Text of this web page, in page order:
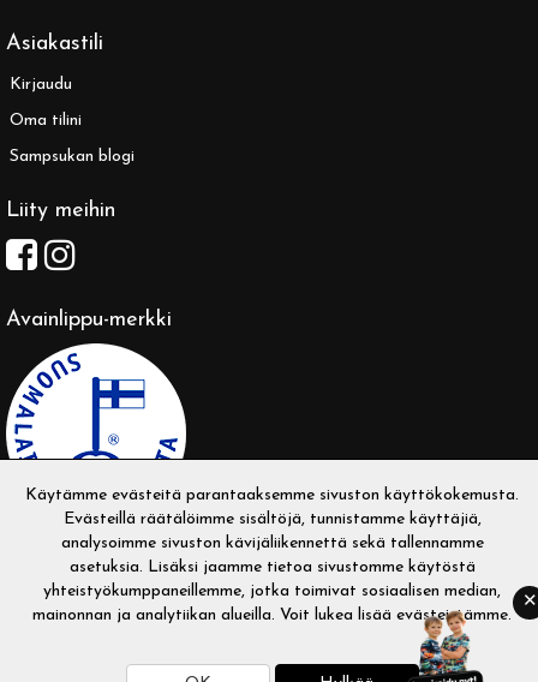
Käytämme evästeitä parantaaksemme sivuston käyttökokemusta.
Evästeillä räätälöimme sisältöjä, tunnistamme käyttäjiä,
analysoimme sivuston kävijäliikennettä sekä tallennamme
asetuksia. Lisäksi jaamme tietoa sivustomme käytöstä
yhteistyökumppaneillemme, jotka toimivat sosiaalisen median,
mainonnan ja analytiikan alueilla. Voit lukea lisää evästeistämme.
Asiakastili
Kirjaudu
Oma tilini
Sampsukan blogi
Liity meihin
Avainlippu-merkki
Copyright © 2026 Sampsukka. Kaikki oikeudet pidätetään.
Evolution Solutions -verkkokaupparatkaisu
✕